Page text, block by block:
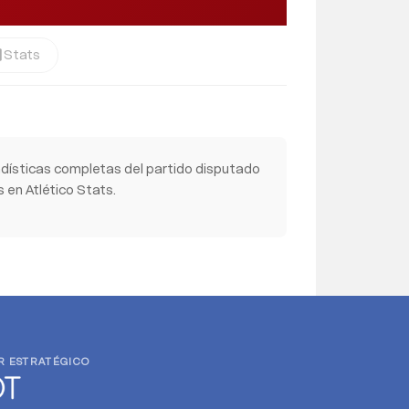
Stats
completas del partido disputado
en Atlético Stats.
ESTRATÉGICO